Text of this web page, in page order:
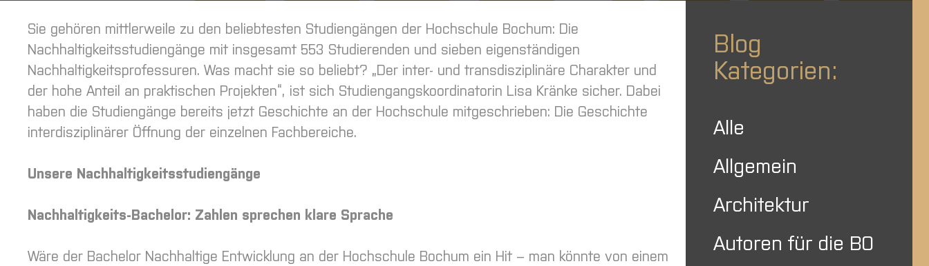
Sie gehören mittlerweile zu den beliebtesten Studiengängen der Hochschule Bochum: Die
Nachhaltigkeitsstudiengänge mit insgesamt 553 Studierenden und sieben eigenständigen
Nachhaltigkeitsprofessuren. Was macht sie so beliebt? „Der inter- und transdisziplinäre Charakter und
der hohe Anteil an praktischen Projekten“, ist sich Studiengangskoordinatorin Lisa Kränke sicher. Dabei
haben die Studiengänge bereits jetzt Geschichte an der Hochschule mitgeschrieben: Die Geschichte
interdisziplinärer Öffnung der einzelnen Fachbereiche.
Unsere Nachhaltigkeitsstudiengänge
Nachhaltigkeits-Bachelor: Zahlen sprechen klare Sprache
Wäre der Bachelor Nachhaltige Entwicklung an der Hochschule Bochum ein Hit – man könnte von einem
Blog
Kategorien:
Alle
Allgemein
Architektur
Autoren für die BO